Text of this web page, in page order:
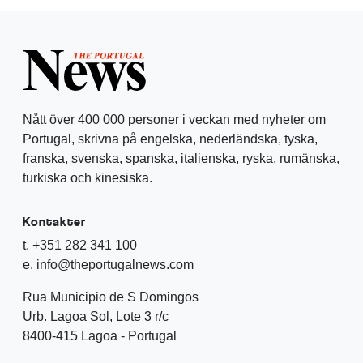
Nått över 400 000 personer i veckan med nyheter om
Portugal, skrivna på engelska, nederländska, tyska,
franska, svenska, spanska, italienska, ryska, rumänska,
turkiska och kinesiska.
Kontakter
t. +351 282 341 100
e. info@theportugalnews.com
Rua Municipio de S Domingos
Urb. Lagoa Sol, Lote 3 r/c
8400-415 Lagoa - Portugal